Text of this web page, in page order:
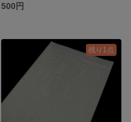
500円
残り1点